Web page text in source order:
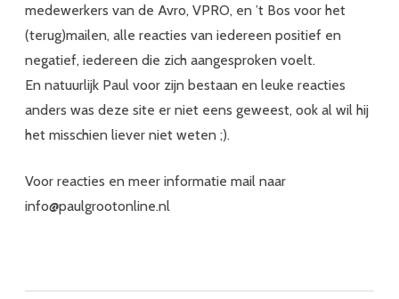
medewerkers van de Avro, VPRO, en ’t Bos voor het
(terug)mailen, alle reacties van iedereen positief en
negatief, iedereen die zich aangesproken voelt.
En natuurlijk Paul voor zijn bestaan en leuke reacties
anders was deze site er niet eens geweest, ook al wil hij
het misschien liever niet weten ;).
Voor reacties en meer informatie mail naar
info@paulgrootonline.nl